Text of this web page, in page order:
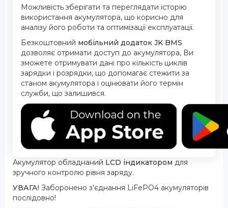
Можливість зберігати та переглядати історію
використання акумулятора, що корисно для
аналізу його роботи та оптимізації експлуатації.
Безкоштовний мобільний додаток JK BMS
дозволяє отримати доступ до акумулятора, Ви
зможете отримувати дані про кількість циклів
зарядки і розрядки, що допомагає стежити за
станом акумулятора і оцінювати його термін
служби, що залишився.
Акумулятор обладнаний LCD індикатором для
зручного контролю рівня заряду.
УВАГА! Заборонено з'єднання LiFePO4 акумуляторів
послідовно!